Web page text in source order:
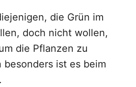
die Grün im
doch nicht wollen,
die Pflanzen zu
besonders ist es beim